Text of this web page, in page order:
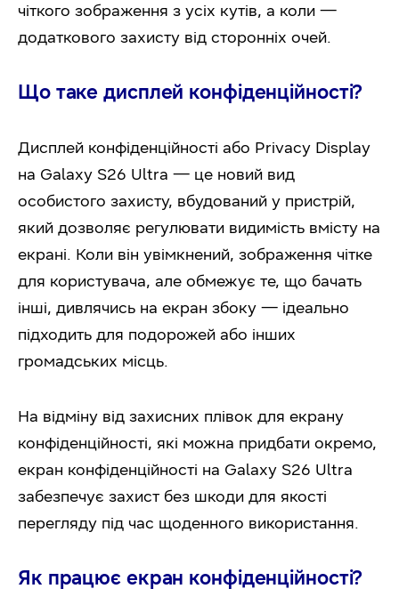
чіткого зображення з усіх кутів, а коли —
додаткового захисту від сторонніх очей.
Що таке дисплей конфіденційності?
Дисплей конфіденційності або Privacy Display
на Galaxy S26 Ultra — це новий вид
особистого захисту, вбудований у пристрій,
який дозволяє регулювати видимість вмісту на
екрані. Коли він увімкнений, зображення чітке
для користувача, але обмежує те, що бачать
інші, дивлячись на екран збоку — ідеально
підходить для подорожей або інших
громадських місць.
На відміну від захисних плівок для екрану
конфіденційності, які можна придбати окремо,
екран конфіденційності на Galaxy S26 Ultra
забезпечує захист без шкоди для якості
перегляду під час щоденного використання.
Як працює екран конфіденційності?